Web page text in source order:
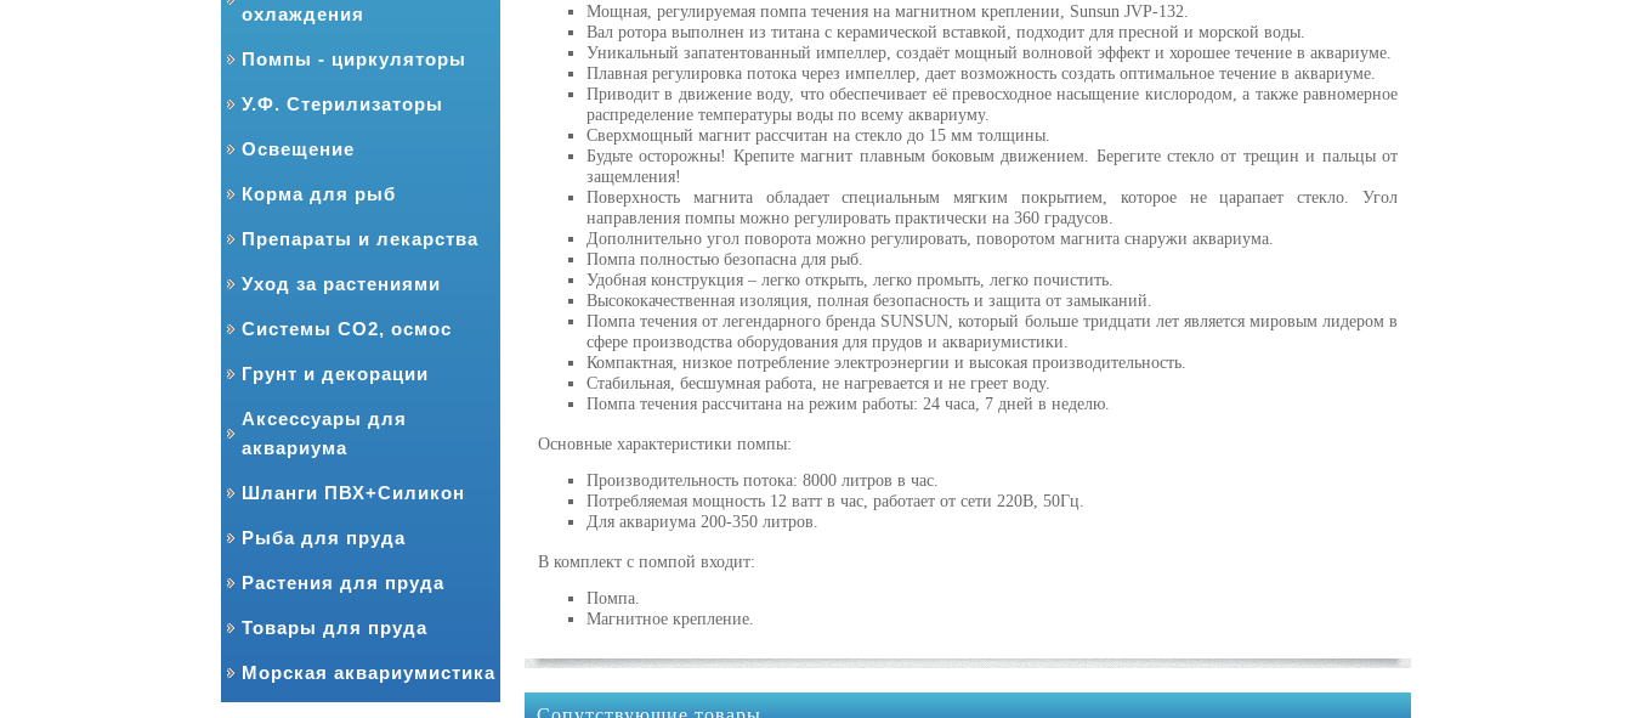
охлаждения
Помпы - циркуляторы
У.Ф. Стерилизаторы
Освещение
Корма для рыб
Препараты и лекарства
Уход за растениями
Системы CO2, осмос
Грунт и декорации
Аксессуары для
аквариума
Шланги ПВХ+Силикон
Рыба для пруда
Растения для пруда
Товары для пруда
Морская аквариумистика
Мощная, регулируемая помпа течения на магнитном креплении, Sunsun JVP-132.
Вал ротора выполнен из титана с керамической вставкой, подходит для пресной и морской воды.
Уникальный запатентованный импеллер, создаёт мощный волновой эффект и хорошее течение в аквариуме.
Плавная регулировка потока через импеллер, дает возможность создать оптимальное течение в аквариуме.
Приводит в движение воду, что обеспечивает её превосходное насыщение кислородом, а также равномерное
распределение температуры воды по всему аквариуму.
Сверхмощный магнит рассчитан на стекло до 15 мм толщины.
Будьте осторожны! Крепите магнит плавным боковым движением. Берегите стекло от трещин и пальцы от
защемления!
Поверхность магнита обладает специальным мягким покрытием, которое не царапает стекло. Угол
направления помпы можно регулировать практически на 360 градусов.
Дополнительно угол поворота можно регулировать, поворотом магнита снаружи аквариума.
Помпа полностью безопасна для рыб.
Удобная конструкция – легко открыть, легко промыть, легко почистить.
Высококачественная изоляция, полная безопасность и защита от замыканий.
Помпа течения от легендарного бренда SUNSUN, который больше тридцати лет является мировым лидером в
сфере производства оборудования для прудов и аквариумистики.
Компактная, низкое потребление электроэнергии и высокая производительность.
Стабильная, бесшумная работа, не нагревается и не греет воду.
Помпа течения рассчитана на режим работы: 24 часа, 7 дней в неделю.
Основные характеристики помпы:
Производительность потока: 8000 литров в час.
Потребляемая мощность 12 ватт в час, работает от сети 220В, 50Гц.
Для аквариума 200-350 литров.
В комплект с помпой входит:
Помпа.
Магнитное крепление.